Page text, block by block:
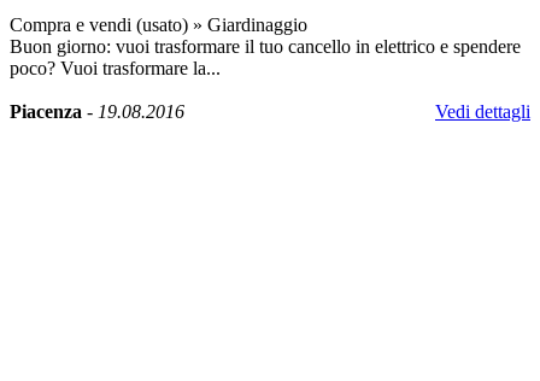
Compra e vendi (usato) » Giardinaggio
Buon giorno: vuoi trasformare il tuo cancello in elettrico e spendere
poco? Vuoi trasformare la...
Piacenza - 19.08.2016 Vedi dettagli